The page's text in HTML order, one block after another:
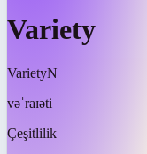
Variety
VarietyN
vəˈraɪəti
Çeşitlilik